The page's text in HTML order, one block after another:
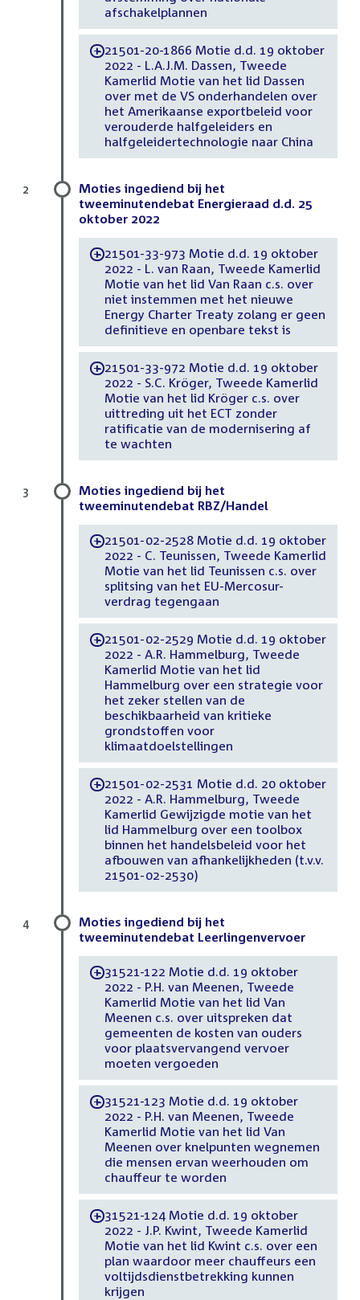
afschakelplannen
-21501-20-1866 Motie d.d. 19 oktober
2022 - L.A.J.M. Dassen, Tweede
Kamerlid Motie van het lid Dassen
over met de VS onderhandelen over
het Amerikaanse exportbeleid voor
verouderde halfgeleiders en
halfgeleidertechnologie naar China
Moties ingediend bij het
tweeminutendebat Energieraad d.d. 25
oktober 2022
-21501-33-973 Motie d.d. 19 oktober
2022 - L. van Raan, Tweede Kamerlid
Motie van het lid Van Raan c.s. over
niet instemmen met het nieuwe
Energy Charter Treaty zolang er geen
definitieve en openbare tekst is
-21501-33-972 Motie d.d. 19 oktober
2022 - S.C. Kröger, Tweede Kamerlid
Motie van het lid Kröger c.s. over
uittreding uit het ECT zonder
ratificatie van de modernisering af
te wachten
2
Moties ingediend bij het
tweeminutendebat RBZ/Handel
-21501-02-2528 Motie d.d. 19 oktober
2022 - C. Teunissen, Tweede Kamerlid
Motie van het lid Teunissen c.s. over
splitsing van het EU-Mercosur-
verdrag tegengaan
-21501-02-2529 Motie d.d. 19 oktober
2022 - A.R. Hammelburg, Tweede
Kamerlid Motie van het lid
Hammelburg over een strategie voor
het zeker stellen van de
beschikbaarheid van kritieke
grondstoffen voor
klimaatdoelstellingen
-21501-02-2531 Motie d.d. 20 oktober
2022 - A.R. Hammelburg, Tweede
Kamerlid Gewijzigde motie van het
lid Hammelburg over een toolbox
binnen het handelsbeleid voor het
afbouwen van afhankelijkheden (t.v.v.
21501-02-2530)
3
Moties ingediend bij het
tweeminutendebat Leerlingenvervoer
-31521-122 Motie d.d. 19 oktober
2022 - P.H. van Meenen, Tweede
Kamerlid Motie van het lid Van
Meenen c.s. over uitspreken dat
gemeenten de kosten van ouders
voor plaatsvervangend vervoer
moeten vergoeden
-31521-123 Motie d.d. 19 oktober
2022 - P.H. van Meenen, Tweede
Kamerlid Motie van het lid Van
Meenen over knelpunten wegnemen
die mensen ervan weerhouden om
chauffeur te worden
-31521-124 Motie d.d. 19 oktober
2022 - J.P. Kwint, Tweede Kamerlid
Motie van het lid Kwint c.s. over een
plan waardoor meer chauffeurs een
voltijdsdienstbetrekking kunnen
krijgen
4